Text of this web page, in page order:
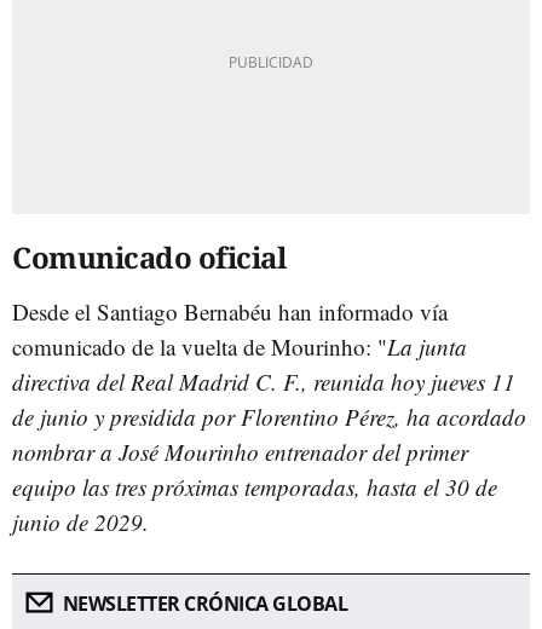
Comunicado oficial
Desde el Santiago Bernabéu han informado vía
comunicado de la vuelta de Mourinho: "La junta
directiva del Real Madrid C. F., reunida hoy jueves 11
de junio y presidida por Florentino Pérez, ha acordado
nombrar a José Mourinho entrenador del primer
equipo las tres próximas temporadas, hasta el 30 de
junio de 2029.
NEWSLETTER CRÓNICA GLOBAL